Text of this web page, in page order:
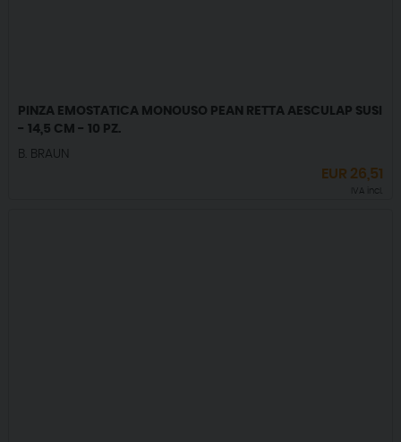
PINZA EMOSTATICA MONOUSO PEAN RETTA AESCULAP SUSI
- 14,5 CM - 10 PZ.
B. BRAUN
EUR 26,51
IVA incl.